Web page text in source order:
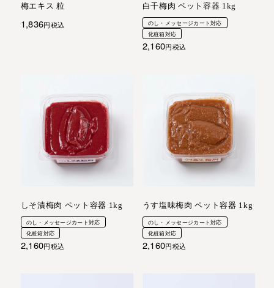
梅エキス 粒
1,836 税込
白干梅肉 ペット容器 1kg
のし・メッセージカート対応
化粧箱対応
2,160 税込
しそ漬梅肉 ペット容器 1kg
のし・メッセージカート対応
化粧箱対応
2,160 税込
うす塩味梅肉 ペット容器 1kg
のし・メッセージカート対応
化粧箱対応
2,160 税込